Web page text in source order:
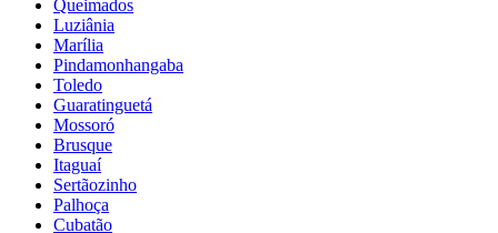
Queimados
Luziânia
Marília
Pindamonhangaba
Toledo
Guaratinguetá
Mossoró
Brusque
Itaguaí
Sertãozinho
Palhoça
Cubatão